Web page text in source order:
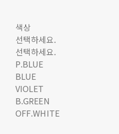
색상
선택하세요.
선택하세요.
P.BLUE
BLUE
VIOLET
B.GREEN
OFF.WHITE